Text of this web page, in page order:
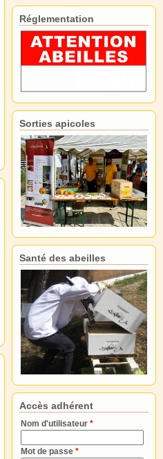
Réglementation
Sorties apicoles
Santé des abeilles
Accès adhérent
Nom d'utilisateur *
Mot de passe *